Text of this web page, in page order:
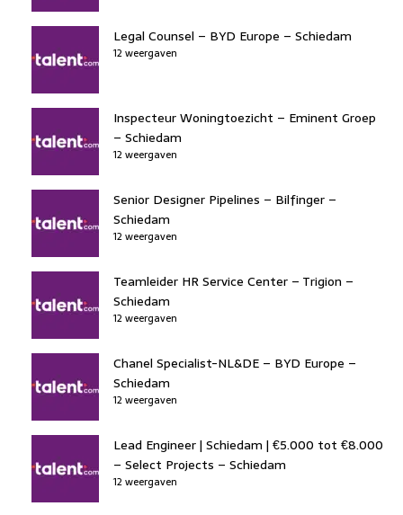
Legal Counsel – BYD Europe – Schiedam
12 weergaven
Inspecteur Woningtoezicht – Eminent Groep
– Schiedam
12 weergaven
Senior Designer Pipelines – Bilfinger –
Schiedam
12 weergaven
Teamleider HR Service Center – Trigion –
Schiedam
12 weergaven
Chanel Specialist-NL&DE – BYD Europe –
Schiedam
12 weergaven
Lead Engineer | Schiedam | €5.000 tot €8.000
– Select Projects – Schiedam
12 weergaven